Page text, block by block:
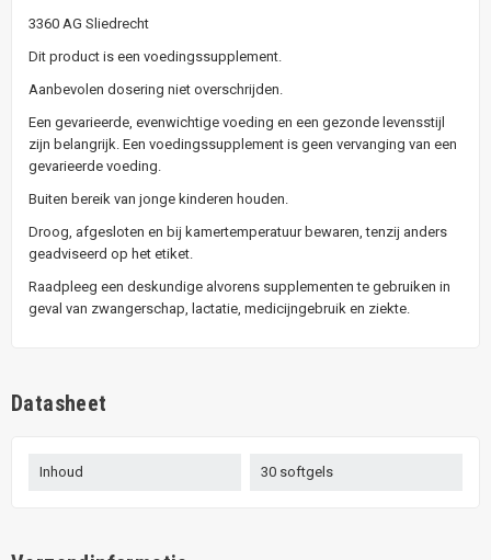
3360 AG Sliedrecht
Dit product is een voedingssupplement.
Aanbevolen dosering niet overschrijden.
Een gevarieerde, evenwichtige voeding en een gezonde levensstijl
zijn belangrijk. Een voedingssupplement is geen vervanging van een
gevarieerde voeding.
Buiten bereik van jonge kinderen houden.
Droog, afgesloten en bij kamertemperatuur bewaren, tenzij anders
geadviseerd op het etiket.
Raadpleeg een deskundige alvorens supplementen te gebruiken in
geval van zwangerschap, lactatie, medicijngebruik en ziekte.
Datasheet
Inhoud 30 softgels